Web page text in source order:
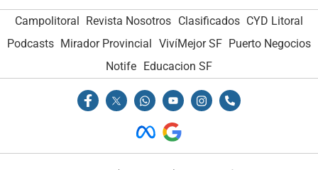
Campolitoral Revista Nosotros Clasificados CYD Litoral
Podcasts Mirador Provincial VivíMejor SF Puerto Negocios
Notife Educacion SF